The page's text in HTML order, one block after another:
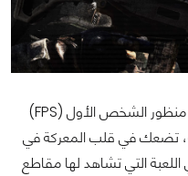
لعبة Arma 3 تقدم تجربة تصويب من منظور الشخص الأول (FPS)
تضعك في قلب المعركة في
التي تشاهد لها مقاطع